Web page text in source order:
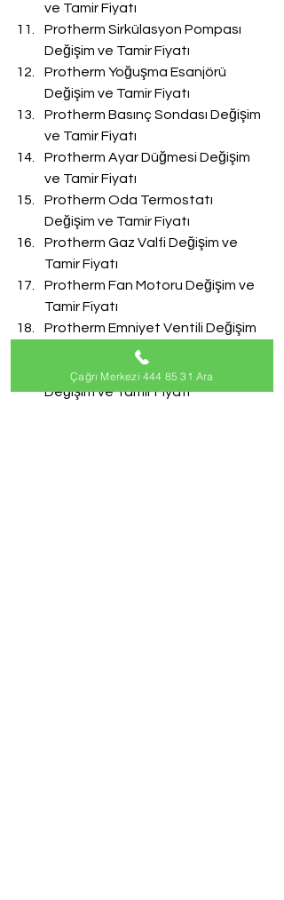
ve Tamir Fiyatı
Protherm Sirkülasyon Pompası
Değişim ve Tamir Fiyatı
Protherm Yoğuşma Esanjörü
Değişim ve Tamir Fiyatı
Protherm Basınç Sondası Değişim
ve Tamir Fiyatı
Protherm Ayar Düğmesi Değişim
ve Tamir Fiyatı
Protherm Oda Termostatı
Değişim ve Tamir Fiyatı
Protherm Gaz Valfi Değişim ve
Tamir Fiyatı
Protherm Fan Motoru Değişim ve
Tamir Fiyatı
Protherm Emniyet Ventili Değişim
ve Tamir Fiyatı
Protherm Doldurma Musluğu
Değişim ve Tamir Fiyatı
Çağrı Merkezi 444 85 31 Ara